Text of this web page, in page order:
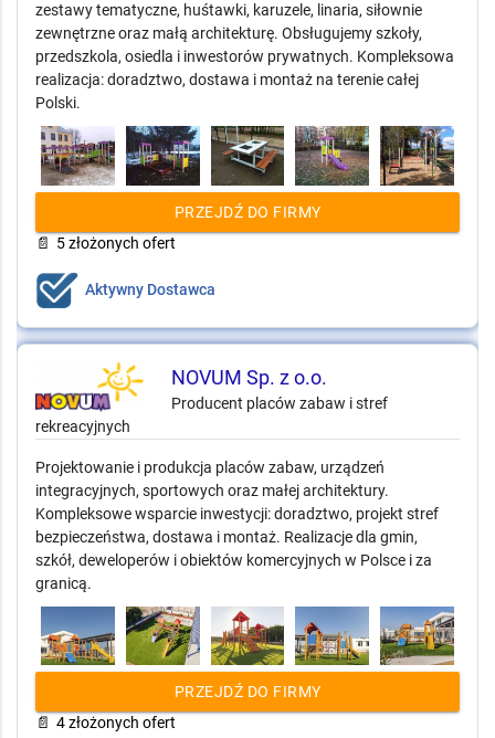
zestawy tematyczne, huśtawki, karuzele, linaria, siłownie
zewnętrzne oraz małą architekturę. Obsługujemy szkoły,
przedszkola, osiedla i inwestorów prywatnych. Kompleksowa
realizacja: doradztwo, dostawa i montaż na terenie całej
Polski.
PRZEJDŹ DO FIRMY
📄 5 złożonych ofert
Aktywny Dostawca
NOVUM Sp. z o.o.
Producent placów zabaw i stref
rekreacyjnych
Projektowanie i produkcja placów zabaw, urządzeń
integracyjnych, sportowych oraz małej architektury.
Kompleksowe wsparcie inwestycji: doradztwo, projekt stref
bezpieczeństwa, dostawa i montaż. Realizacje dla gmin,
szkół, deweloperów i obiektów komercyjnych w Polsce i za
granicą.
PRZEJDŹ DO FIRMY
📄 4 złożonych ofert